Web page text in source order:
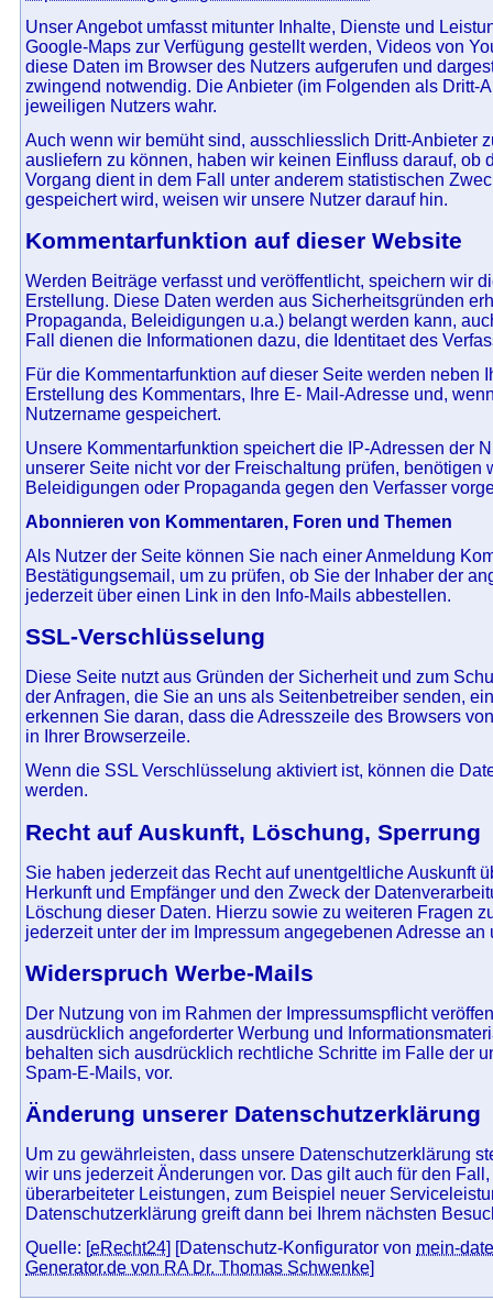
Unser Angebot umfasst mitunter Inhalte, Dienste und
Google-Maps zur Verfügung gestellt werden, Videos von
diese Daten im Browser des Nutzers aufgerufen und
zwingend notwendig. Die Anbieter (im Folgenden als Dritt-
jeweiligen Nutzers wahr.
Auch wenn wir bemüht sind, ausschliesslich Dritt-Anbieter
ausliefern zu können, haben wir keinen Einfluss darauf,
Vorgang dient in dem Fall unter anderem statistischen
gespeichert wird, weisen wir unsere Nutzer darauf hin.
Kommentarfunktion auf dieser Website
Werden Beiträge verfasst und veröffentlicht, speichern wir
Erstellung. Diese Daten werden aus Sicherheitsgründen
Propaganda, Beleidigungen u.a.) belangt werden kann,
Fall dienen die Informationen dazu, die Identitaet des
Für die Kommentarfunktion auf dieser Seite werden neben
Erstellung des Kommentars, Ihre E- Mail-Adresse und,
Nutzername gespeichert.
Unsere Kommentarfunktion speichert die IP-Adressen der
unserer Seite nicht vor der Freischaltung prüfen,
Beleidigungen oder Propaganda gegen den Verfasser
Abonnieren von Kommentaren, Foren und Themen
Als Nutzer der Seite können Sie nach einer Anmeldung
Bestätigungsemail, um zu prüfen, ob Sie der Inhaber der
jederzeit über einen Link in den Info-Mails abbestellen.
SSL-Verschlüsselung
Diese Seite nutzt aus Gründen der Sicherheit und zum
der Anfragen, die Sie an uns als Seitenbetreiber senden,
erkennen Sie daran, dass die Adresszeile des Browsers
in Ihrer Browserzeile.
Wenn die SSL Verschlüsselung aktiviert ist, können die
werden.
Recht auf Auskunft, Löschung, Sperrung
Sie haben jederzeit das Recht auf unentgeltliche Auskunft
Herkunft und Empfänger und den Zweck der
Löschung dieser Daten. Hierzu sowie zu weiteren Fragen
jederzeit unter der im Impressum angegebenen Adresse an
Widerspruch Werbe-Mails
Der Nutzung von im Rahmen der Impressumspflicht
ausdrücklich angeforderter Werbung und
behalten sich ausdrücklich rechtliche Schritte im Falle der
Spam-E-Mails, vor.
Änderung unserer Datenschutzerklärung
Um zu gewährleisten, dass unsere Datenschutzerklärung
wir uns jederzeit Änderungen vor. Das gilt auch für den
überarbeiteter Leistungen, zum Beispiel neuer
Datenschutzerklärung greift dann bei Ihrem nächsten
Quelle: [ eRecht24 ] [Datenschutz-Konfigurator von mein-
Generator.de von RA Dr. Thomas Schwenke